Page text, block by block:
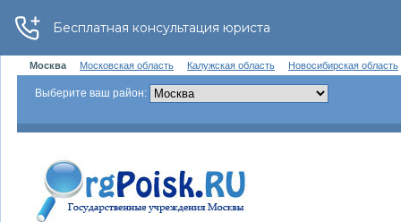
Москва Московская область Калужская область Новосибирская область
Выберите ваш район: